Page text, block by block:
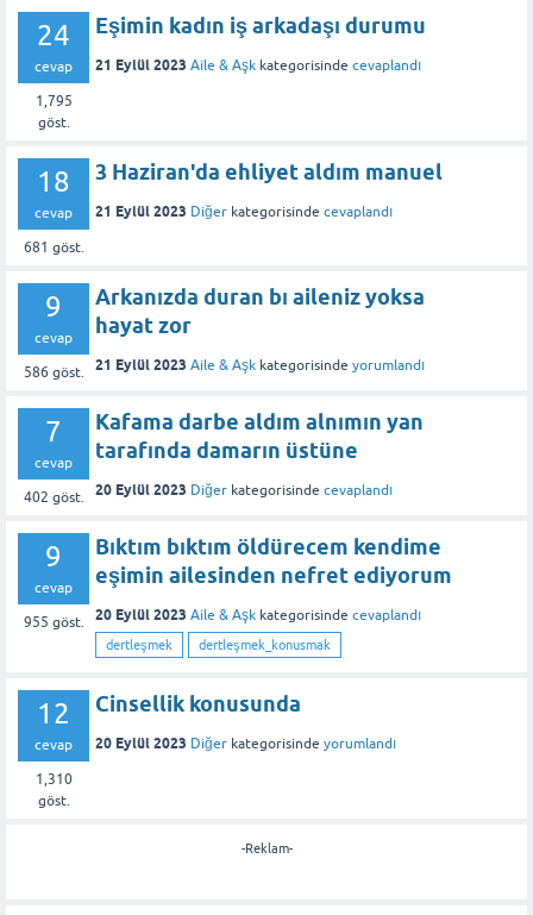
24
cevap
1,795
göst.
Eşimin kadın iş arkadaşı durumu
21 Eylül 2023 Aile & Aşk kategorisinde cevaplandı
18
cevap
681 göst.
3 Haziran'da ehliyet aldım manuel
21 Eylül 2023 Diğer kategorisinde cevaplandı
9
cevap
586 göst.
Arkanızda duran bı aileniz yoksa
hayat zor
21 Eylül 2023 Aile & Aşk kategorisinde yorumlandı
7
cevap
402 göst.
Kafama darbe aldım alnımın yan
tarafında damarın üstüne
20 Eylül 2023 Diğer kategorisinde cevaplandı
9
cevap
955 göst.
Bıktım bıktım öldürecem kendime
eşimin ailesinden nefret ediyorum
20 Eylül 2023 Aile & Aşk kategorisinde cevaplandı
dertleşmek dertleşmek_konusmak
12
cevap
1,310
göst.
Cinsellik konusunda
20 Eylül 2023 Diğer kategorisinde yorumlandı
-Reklam-